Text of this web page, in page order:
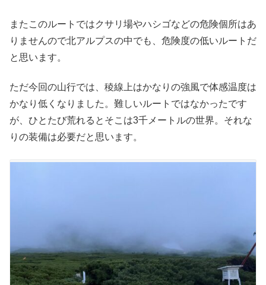
またこのルートではクサリ場やハシゴなどの危険個所はあ
りませんので北アルプスの中でも、危険度の低いルートだ
と思います。
ただ今回の山行では、稜線上はかなりの強風で体感温度は
かなり低くなりました。難しいルートではなかったです
が、ひとたび荒れるとそこは3千メートルの世界。それな
りの装備は必要だと思います。